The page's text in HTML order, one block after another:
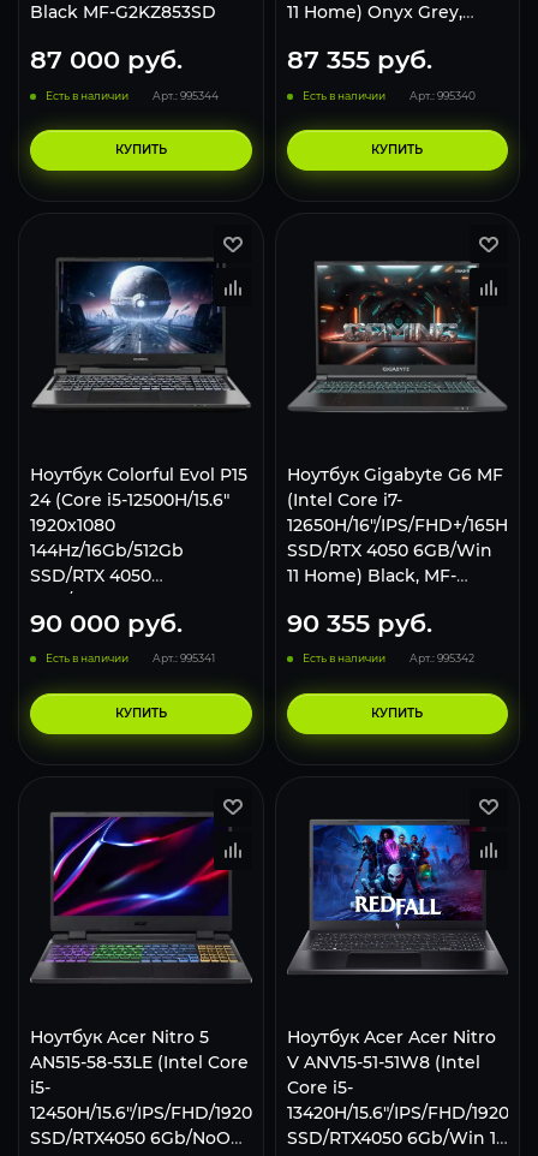
Black MF-G2KZ853SD
87 000 руб.
Есть в наличии Арт.: 995344
КУПИТЬ
11 Home) Onyx Grey,
87 355руб.
Есть в наличии Арт.: 995340
КУПИТЬ
Ноутбук Colorful Evol P15
24 (Core i5-12500H/15.6"
1920x1080
144Hz/16Gb/512Gb
SSD/RTX 4050
6Gb/Win11) Grey
90 000 руб.
Есть в наличии Арт.: 995341
КУПИТЬ
Ноутбук Gigabyte G6 MF
(Intel Core i7-
12650H/16"/IPS/FHD+/165Hz/
SSD/RTX 4050 6GB/Win
11 Home) Black, MF-
90 355руб.
Есть в наличии Арт.: 995342
КУПИТЬ
Ноутбук Acer Nitro 5
AN515-58-53LE (Intel Core
i5-
12450H/15.6"/IPS/FHD/1920x1080/165Hz/16Gb/1Tb
SSD/RTX4050 6Gb/NoOS)
Ноутбук Acer Acer Nitro
V ANV15-51-51W8 (Intel
Core i5-
13420H/15.6"/IPS/FHD/
SSD/RTX4050 6Gb/Win 11